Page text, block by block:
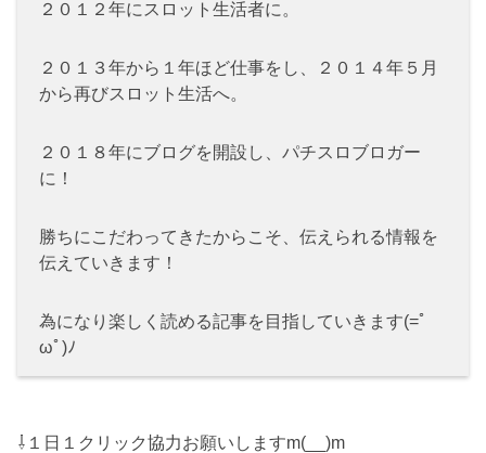
２０１２年にスロット生活者に。
２０１３年から１年ほど仕事をし、２０１４年５月
から再びスロット生活へ。
２０１８年にブログを開設し、パチスロブロガー
に！
勝ちにこだわってきたからこそ、伝えられる情報を
伝えていきます！
為になり楽しく読める記事を目指していきます(=ﾟ
ωﾟ)ﾉ
⇩１日１クリック協力お願いしますm(__)m